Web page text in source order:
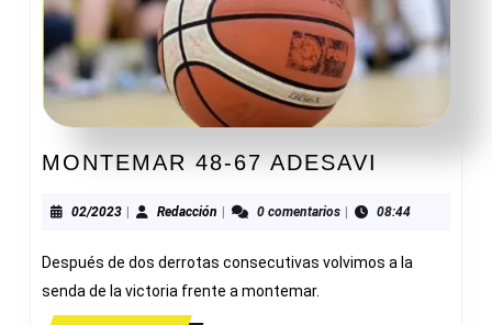
MONTEMAR 48-67 ADESAVI
67
02/202302/2023Redacción Redacción0 comentarios 08:44
Después de dos derrotas consecutivas volvimos a la
senda de la victoria frente a montemar.